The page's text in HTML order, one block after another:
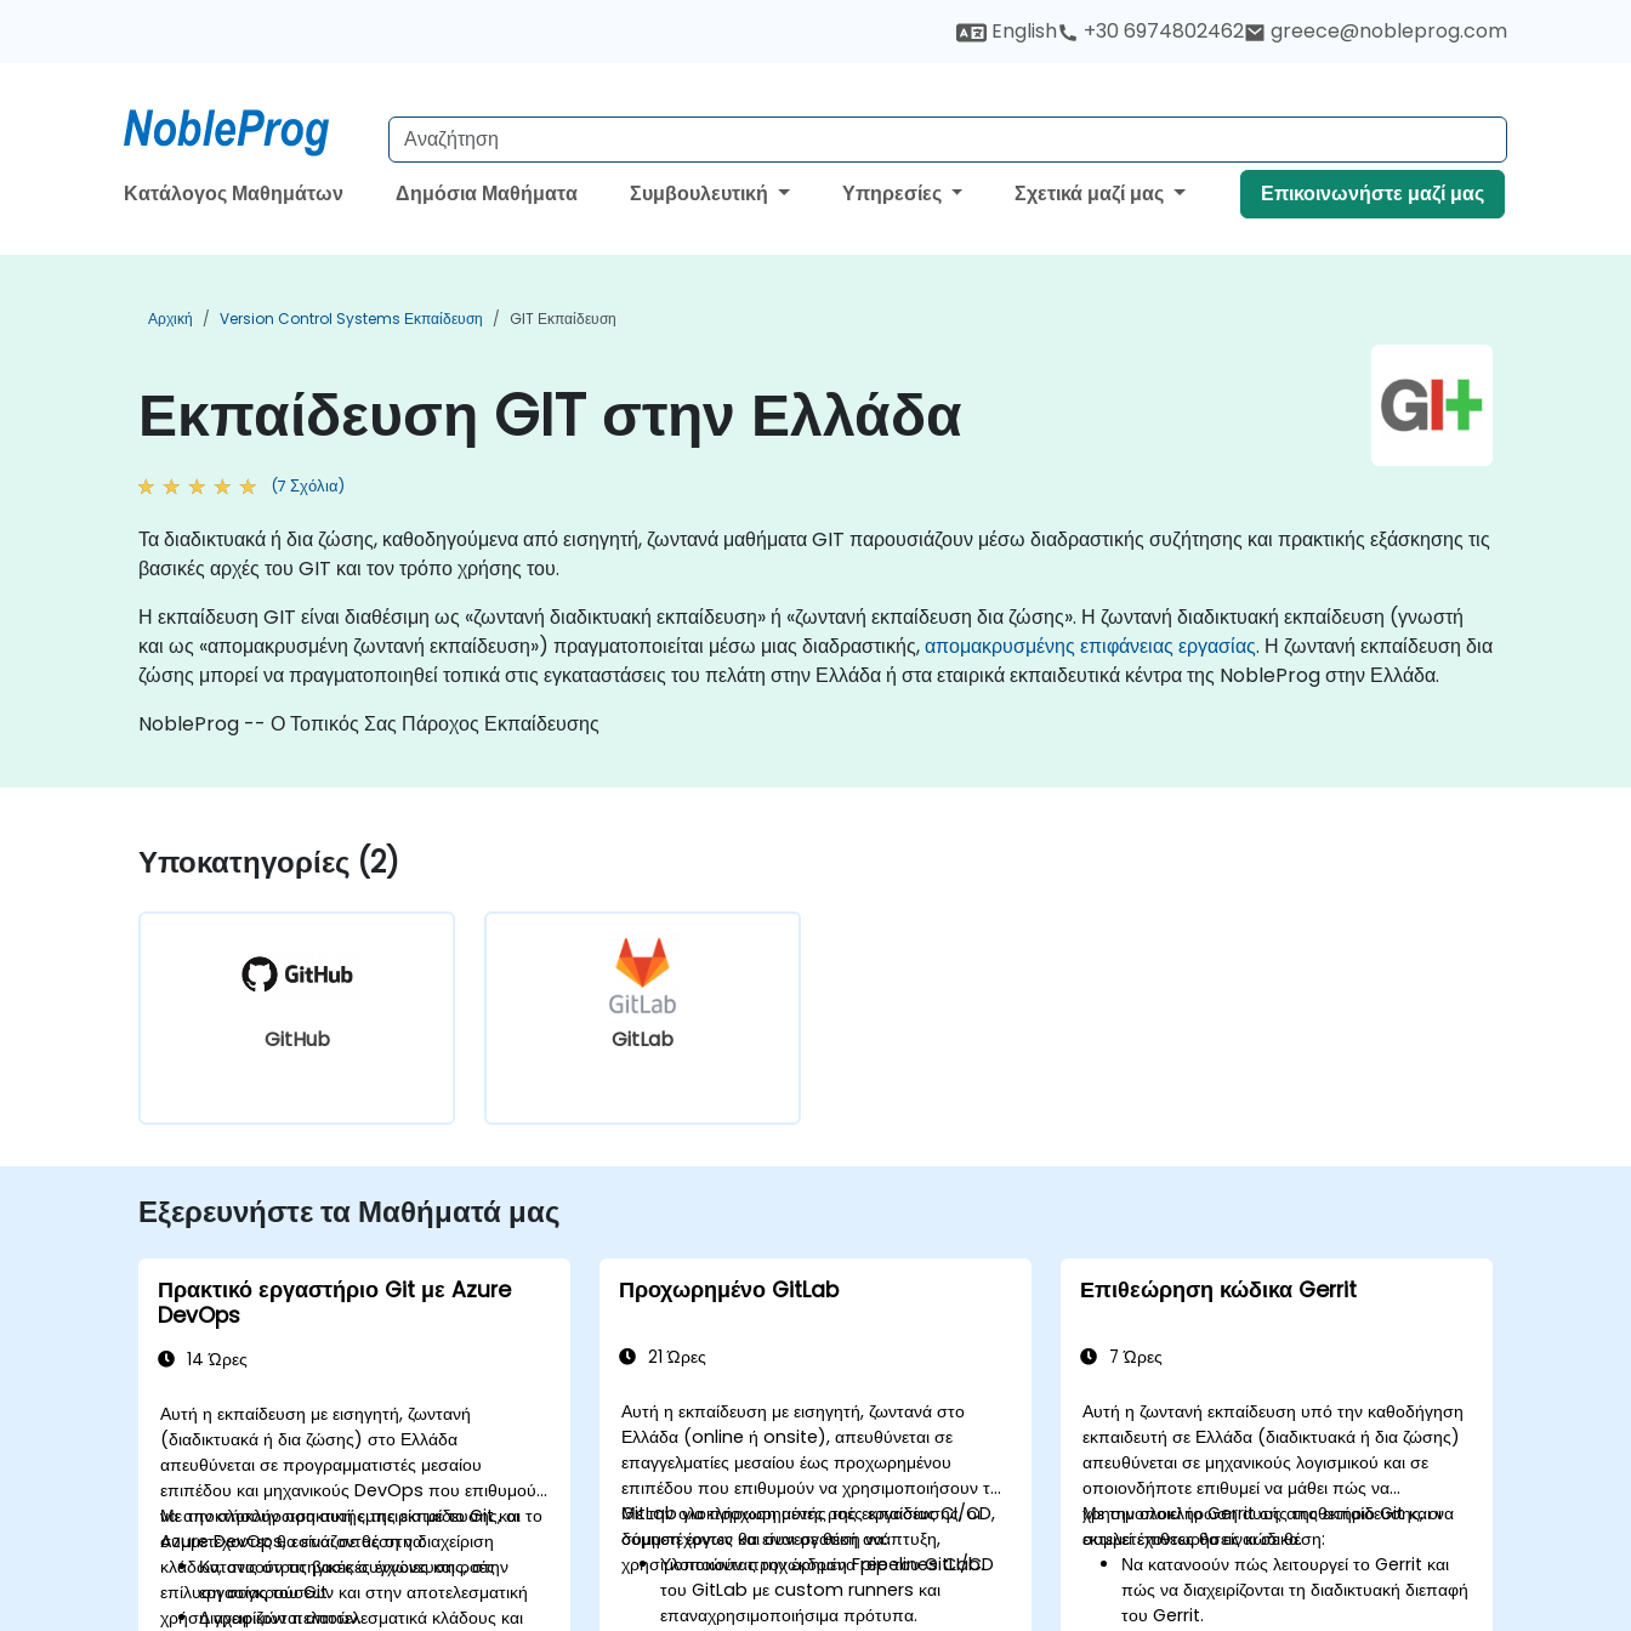
English +30 6974802462 greece@nobleprog.com
Κατάλογος Μαθημάτων Δημόσια Μαθήματα Συμβουλευτική Υπηρεσίες Σχετικά μαζί μας Επικοινωνήστε μαζί μας
Αρχική Version Control Systems Εκπαίδευση GIT Εκπαίδευση
Εκπαίδευση GIT στην Ελλάδα
(7 Σχόλια)
Τα διαδικτυακά ή δια ζώσης, καθοδηγούμενα από εισηγητή, ζωντανά μαθήματα GIT παρουσιάζουν μέσω διαδραστικής συζήτησης και πρακτικής εξάσκησης τις
βασικές αρχές του GIT και τον τρόπο χρήσης του.
Η εκπαίδευση GIT είναι διαθέσιμη ως «ζωντανή διαδικτυακή εκπαίδευση» ή «ζωντανή εκπαίδευση δια ζώσης». Η ζωντανή διαδικτυακή εκπαίδευση (γνωστή
και ως «απομακρυσμένη ζωντανή εκπαίδευση») πραγματοποιείται μέσω μιας διαδραστικής,απομακρυσμένης επιφάνειας εργασίας. Η ζωντανή εκπαίδευση δια
ζώσης μπορεί να πραγματοποιηθεί τοπικά στις εγκαταστάσεις του πελάτη στην Ελλάδα ή στα εταιρικά εκπαιδευτικά κέντρα της NobleProg στην Ελλάδα.
NobleProg -- Ο Τοπικός Σας Πάροχος Εκπαίδευσης
Υποκατηγορίες (2)
GitHub GitLab
Εξερευνήστε τα Μαθήματά μας
Πρακτικό εργαστήριο Git με Azure
DevOps
14 Ώρες
Αυτή η εκπαίδευση με εισηγητή, ζωντανή
(διαδικτυακά ή δια ζώσης) στο Ελλάδα
απευθύνεται σε προγραμματιστές μεσαίου
επιπέδου και μηχανικούς DevOps που επιθυμούν
να αποκτήσουν πρακτική εμπειρία με το Git και το
Azure DevOps, εστιάζοντας στη διαχείριση
κλάδων, στις στρατηγικές συγχώνευσης, στην
επίλυση συγκρούσεων και στην αποτελεσματική
χρήση γραφικών πελατών.
Με την ολοκλήρωση αυτής της εκπαίδευσης, οι
συμμετέχοντες θα είναι σε θέση να:
Κατανοούν τις βασικές έννοιες και ροές
εργασίας του Git.
Διαχειρίζονται αποτελεσματικά κλάδους και
Προχωρημένο GitLab
21 Ώρες
Αυτή η εκπαίδευση με εισηγητή, ζωντανά στο
Ελλάδα (online ή onsite), απευθύνεται σε
επαγγελματίες μεσαίου έως προχωρημένου
επιπέδου που επιθυμούν να χρησιμοποιήσουν το
GitLab για προχωρημένες ροές εργασίας CI/CD,
δόμηση έργων και συνεργατική ανάπτυξη,
χρησιμοποιώντας την έκδοση Free του GitLab.
Με την ολοκλήρωση αυτής της εκπαίδευσης, οι
συμμετέχοντες θα είναι σε θέση να:
Υλοποιούν προχωρημένα pipelines CI/CD
του GitLab με custom runners και
επαναχρησιμοποιήσιμα πρότυπα.
Επιθεώρηση κώδικα Gerrit
7 Ώρες
Αυτή η ζωντανή εκπαίδευση υπό την καθοδήγηση
εκπαιδευτή σε Ελλάδα (διαδικτυακά ή δια ζώσης)
απευθύνεται σε μηχανικούς λογισμικού και σε
οποιονδήποτε επιθυμεί να μάθει πώς να
χρησιμοποιεί το Gerrit ως αποθετήριο Git και να
εκτελεί επιθεωρήσεις κώδικα.
Με την ολοκλήρωση αυτής της εκπαίδευσης, οι
συμμετέχοντες θα είναι σε θέση:
Να κατανοούν πώς λειτουργεί το Gerrit και
πώς να διαχειρίζονται τη διαδικτυακή διεπαφή
του Gerrit.